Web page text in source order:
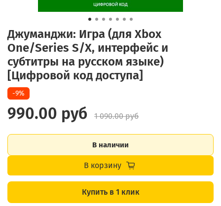
Джуманджи: Игра (для Xbox
One/Series S/X, интерфейс и
субтитры на русском языке)
[Цифровой код доступа]
-9%
990.00 руб 1 090.00 руб
В наличии
В корзину
Купить в 1 клик